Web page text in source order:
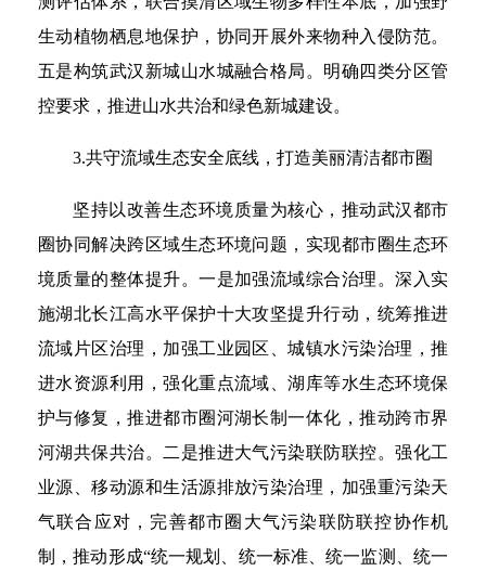
生动植物栖息地保护，协同开展外来物种入侵防范。
五是构筑武汉新城山水城融合格局。明确四类分区管
控要求，推进山水共治和绿色新城建设。
3.共守流域生态安全底线，打造美丽清洁都市圈
坚持以改善生态环境质量为核心，推动武汉都市
圈协同解决跨区域生态环境问题，实现都市圈生态环
境质量的整体提升。一是加强流域综合治理。深入实
施湖北长江高水平保护十大攻坚提升行动，统筹推进
流域片区治理，加强工业园区、城镇水污染治理，推
进水资源利用，强化重点流域、湖库等水生态环境保
护与修复，推进都市圈河湖长制一体化，推动跨市界
河湖共保共治。二是推进大气污染联防联控。强化工
业源、移动源和生活源排放污染治理，加强重污染天
气联合应对，完善都市圈大气污染联防联控协作机
制，推动形成“统一规划、统一标准、统一监测、统一